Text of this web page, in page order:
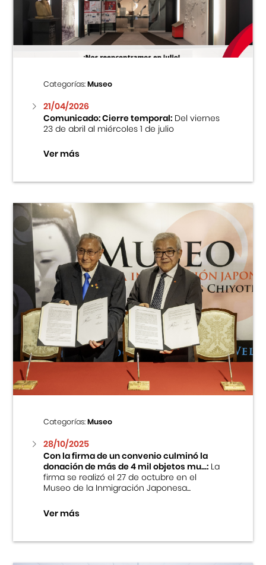
Centro Cultural Peruano Japonés
Museo de la Inmigración Japonesa
Fondo Editorial
Teatro Peruano Japonés
Categorías:Museo
21/04/2026
Comunicado: Cierre temporal:Del viernes
23 de abril al miércoles 1 de julio
Ver más
Categorías:Museo
28/10/2025
Con la firma de un convenio culminó la
donación de más de 4 mil objetos mu...:La
firma se realizó el 27 de octubre en el
Museo de la Inmigración Japonesa...
Ver más